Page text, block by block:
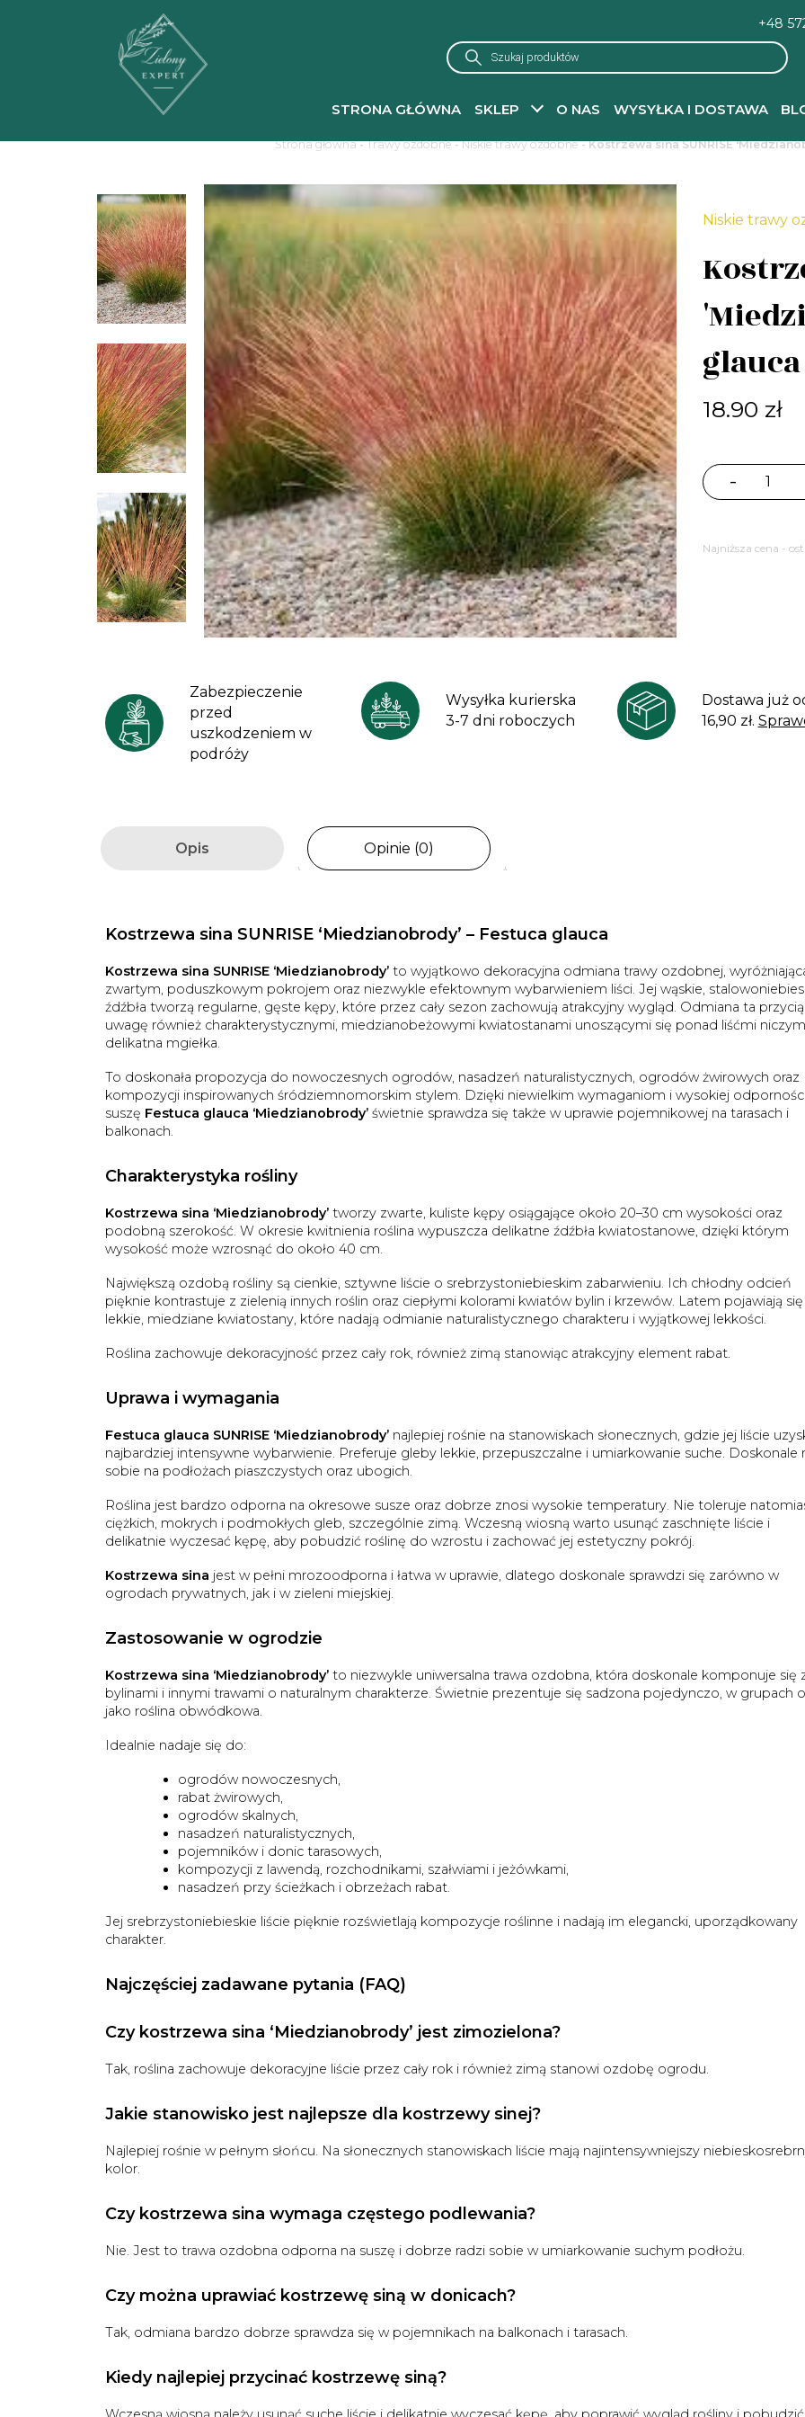
+48
Wyszukiwarka
produktów
STRONA GŁÓWNA SKLEP O NAS WYSYŁKA I DOSTAWA
Strona główna-Trawy ozdobne-Niskie trawy ozdobne- Kostrzewa sina SUNRISE
Niskie trawy
glauca
18.90 zł
-
ilość
SUNRISE
Najniższa cena -
Zabezpieczenie
przed
uszkodzeniem w
podróży
Wysyłka kurierska
3-7 dni roboczych
Dostawa już
16,90 zł.
Opis Opinie (0)
Kostrzewa sina SUNRISE ‘Miedzianobrody’ – Festuca glauca
Kostrzewa sina SUNRISE ‘Miedzianobrody’ to wyjątkowo dekoracyjna odmiana trawy ozdobnej,
zwartym, poduszkowym pokrojem oraz niezwykle efektownym wybarwieniem liści. Jej wąskie,
źdźbła tworzą regularne, gęste kępy, które przez cały sezon zachowują atrakcyjny wygląd. Odmiana ta
uwagę również charakterystycznymi, miedzianobeżowymi kwiatostanami unoszącymi się ponad liśćmi niczym
delikatna mgiełka.
To doskonała propozycja do nowoczesnych ogrodów, nasadzeń naturalistycznych, ogrodów żwirowych oraz
kompozycji inspirowanych śródziemnomorskim stylem. Dzięki niewielkim wymaganiom i wysokiej
suszę Festuca glauca ‘Miedzianobrody’ świetnie sprawdza się także w uprawie pojemnikowej na tarasach i
balkonach.
Charakterystyka rośliny
Kostrzewa sina ‘Miedzianobrody’ tworzy zwarte, kuliste kępy osiągające około 20–30 cm wysokości oraz
podobną szerokość. W okresie kwitnienia roślina wypuszcza delikatne źdźbła kwiatostanowe, dzięki którym
wysokość może wzrosnąć do około 40 cm.
Największą ozdobą rośliny są cienkie, sztywne liście o srebrzystoniebieskim zabarwieniu. Ich chłodny odcień
pięknie kontrastuje z zielenią innych roślin oraz ciepłymi kolorami kwiatów bylin i krzewów. Latem pojawiają się
lekkie, miedziane kwiatostany, które nadają odmianie naturalistycznego charakteru i wyjątkowej lekkości.
Roślina zachowuje dekoracyjność przez cały rok, również zimą stanowiąc atrakcyjny element rabat.
Uprawa i wymagania
Festuca glauca SUNRISE ‘Miedzianobrody’ najlepiej rośnie na stanowiskach słonecznych, gdzie jej liście
najbardziej intensywne wybarwienie. Preferuje gleby lekkie, przepuszczalne i umiarkowanie suche. Doskonale
sobie na podłożach piaszczystych oraz ubogich.
Roślina jest bardzo odporna na okresowe susze oraz dobrze znosi wysokie temperatury. Nie toleruje
ciężkich, mokrych i podmokłych gleb, szczególnie zimą. Wczesną wiosną warto usunąć zaschnięte liście i
delikatnie wyczesać kępę, aby pobudzić roślinę do wzrostu i zachować jej estetyczny pokrój.
Kostrzewa sina jest w pełni mrozoodporna i łatwa w uprawie, dlatego doskonale sprawdzi się zarówno w
ogrodach prywatnych, jak i w zieleni miejskiej.
Zastosowanie w ogrodzie
Kostrzewa sina ‘Miedzianobrody’ to niezwykle uniwersalna trawa ozdobna, która doskonale komponuje się
bylinami i innymi trawami o naturalnym charakterze. Świetnie prezentuje się sadzona pojedynczo, w grupach
jako roślina obwódkowa.
Idealnie nadaje się do:
ogrodów nowoczesnych,
rabat żwirowych,
ogrodów skalnych,
nasadzeń naturalistycznych,
pojemników i donic tarasowych,
kompozycji z lawendą, rozchodnikami, szałwiami i jeżówkami,
nasadzeń przy ścieżkach i obrzeżach rabat.
Jej srebrzystoniebieskie liście pięknie rozświetlają kompozycje roślinne i nadają im elegancki, uporządkowany
charakter.
Najczęściej zadawane pytania (FAQ)
Czy kostrzewa sina ‘Miedzianobrody’ jest zimozielona?
Tak, roślina zachowuje dekoracyjne liście przez cały rok i również zimą stanowi ozdobę ogrodu.
Jakie stanowisko jest najlepsze dla kostrzewy sinej?
Najlepiej rośnie w pełnym słońcu. Na słonecznych stanowiskach liście mają najintensywniejszy
kolor.
Czy kostrzewa sina wymaga częstego podlewania?
Nie. Jest to trawa ozdobna odporna na suszę i dobrze radzi sobie w umiarkowanie suchym podłożu.
Czy można uprawiać kostrzewę siną w donicach?
Tak, odmiana bardzo dobrze sprawdza się w pojemnikach na balkonach i tarasach.
Kiedy najlepiej przycinać kostrzewę siną?